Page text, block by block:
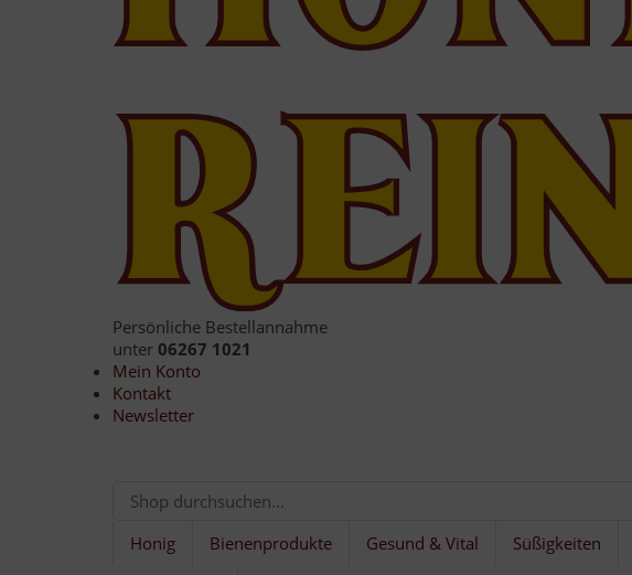
Persönliche Bestellannahme
unter 06267 1021
Mein Konto
Kontakt
Newsletter
Honig Bienenprodukte Gesund & Vital Süßigkeiten